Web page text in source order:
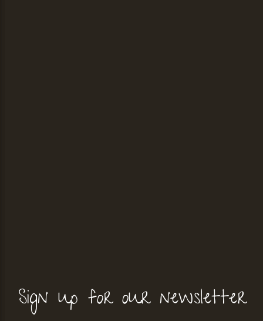
Sign up for our newsletter